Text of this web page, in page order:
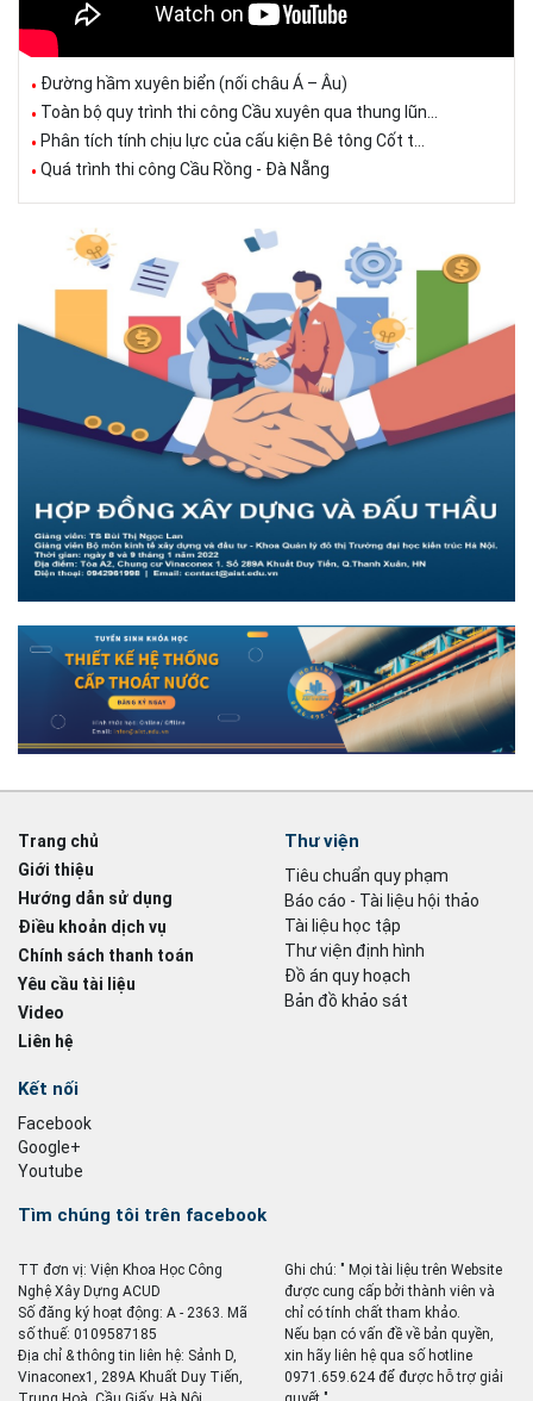
Đường hầm xuyên biển (nối châu Á – Âu)
Toàn bộ quy trình thi công Cầu xuyên qua thung lũn...
Phân tích tính chịu lực của cấu kiện Bê tông Cốt t...
Quá trình thi công Cầu Rồng - Đà Nẵng
Trang chủ
Giới thiệu
Hướng dẫn sử dụng
Điều khoản dịch vụ
Chính sách thanh toán
Yêu cầu tài liệu
Video
Liên hệ
Thư viện
Tiêu chuẩn quy phạm
Báo cáo - Tài liệu hội thảo
Tài liệu học tập
Thư viện định hình
Đồ án quy hoạch
Bản đồ khảo sát
Kết nối
Facebook
Google+
Youtube
Tìm chúng tôi trên facebook
TT đơn vị: Viện Khoa Học Công
Nghệ Xây Dựng ACUD
Số đăng ký hoạt động: A - 2363. Mã
số thuế: 0109587185
Địa chỉ & thông tin liên hệ: Sảnh D,
Vinaconex1, 289A Khuất Duy Tiến,
Ghi chú: " Mọi tài liệu trên Website
được cung cấp bởi thành viên và
chỉ có tính chất tham khảo.
Nếu bạn có vấn đề về bản quyền,
xin hãy liên hệ qua số hotline
0971.659.624 để được hỗ trợ giải